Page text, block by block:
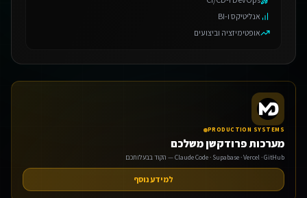
אנליטיקס ו-BI
אופטימיזציה וביצועים
PRODUCTION SYSTEMS
מערכות פרודקשן משלכם
Claude Code · Supabase · Vercel · GitHub — הקוד בבעלותכם
למידע נוסף